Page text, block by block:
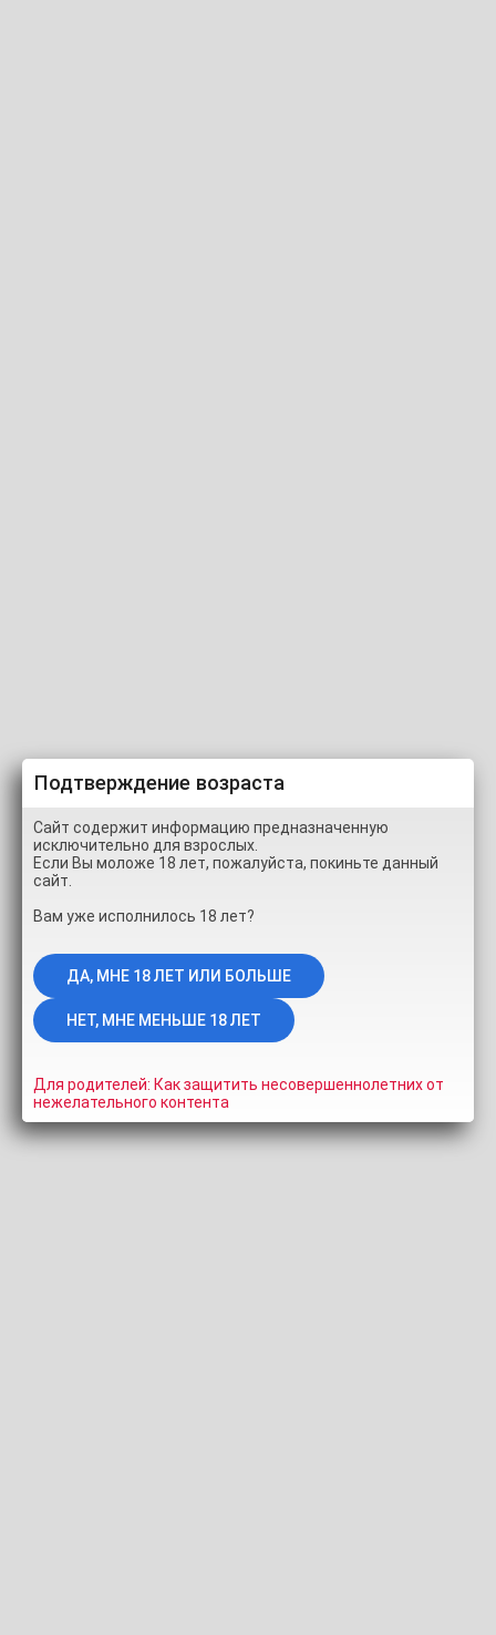
Подтверждение возраста
Сайт содержит информацию предназначенную
исключительно для взрослых.
Если Вы моложе 18 лет, пожалуйста, покиньте данный
сайт.
Вам уже исполнилось 18 лет?
Для родителей: Как защитить несовершеннолетних от
нежелательного контента